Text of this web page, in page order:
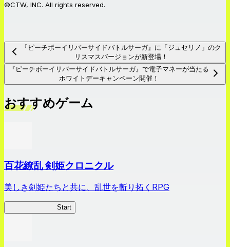
©CTW, INC. All rights reserved.
『ピーチボーイリバーサイドバトルサーガ』に「ジュセリノ」のク
リスマスバージョンが新登場！
『ピーチボーイリバーサイドバトルサーガ』で電子マネーが当たる
ホワイトデーキャンペーン開催！
おすすめゲーム
百花繚乱 剣姫クロニクル
美しき剣姫たちと共に、乱世を斬り拓くRPG
Start